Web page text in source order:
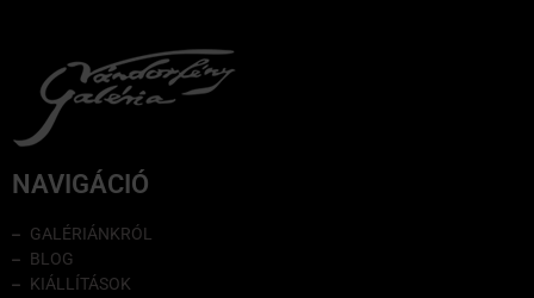
NAVIGÁCIÓ
GALÉRIÁNKRÓL
BLOG
KIÁLLÍTÁSOK